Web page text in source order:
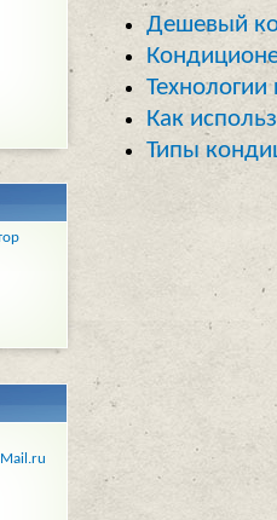
Дешевый
Как
Типы